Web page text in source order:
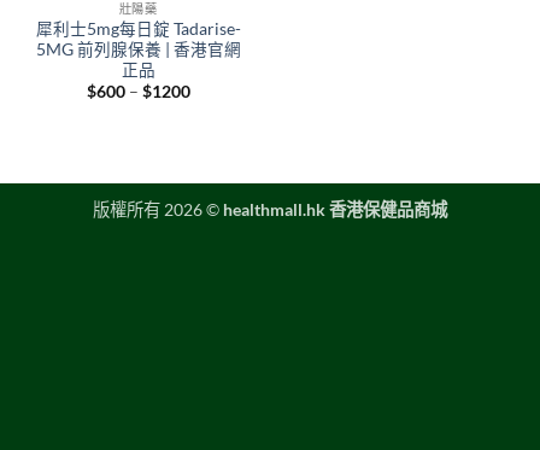
壯陽藥
犀利士5mg每日錠 Tadarise-
5MG 前列腺保養 | 香港官網
正品
$600 – $1200Price
版權所有 2026 © healthmall.hk 香港保健品商城